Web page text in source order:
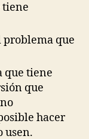
tiene
problema que
que tiene
que
hacer
usen.